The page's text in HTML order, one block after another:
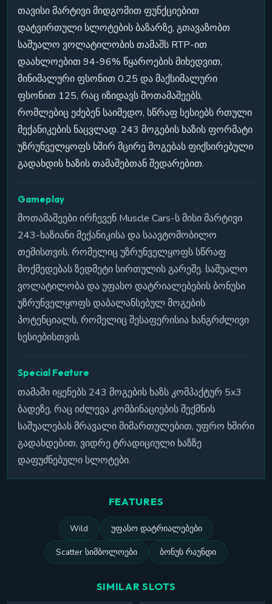
თავისი მარტივი მიდგომით ფუნქციებით
დატვირთული სლოტების ბაზარზე, გთავაზობთ
საშუალო ვოლატილობის თამაშს RTP-ით
დაახლოებით 94-96% წყაროების მიხედვით,
მინიმალური ფსონით 0.25 და მაქსიმალური
ფსონით 125, რაც იზიდავს მოთამაშეებს,
რომლებიც ეძებენ საიმედო, სწრაფ სესიებს რთული
მექანიკების ნაცვლად. 243 მოგების ხაზის ფორმატი
უზრუნველყოფს ხშირ მცირე მოგებას ფიქსირებული
გადახდის ხაზის თამაშებთან შედარებით.
Gameplay
მოთამაშეები ირჩევენ Muscle Cars-ს მისი მარტივი
243-ხაზიანი მექანიკისა და საავტომობილო
თემისთვის, რომელიც უზრუნველყოფს სწრაფ
მოქმედებას ზედმეტი სირთულის გარეშე. საშუალო
ვოლატილობა და უფასო დატრიალებების ბონუსი
უზრუნველყოფს დაბალანსებულ მოგების
პოტენციალს, რომელიც შესაფერისია ხანგრძლივი
სესიებისთვის.
Special Feature
თამაში იყენებს 243 მოგების ხაზს კომპაქტურ 5x3
ბადეზე, რაც იძლევა კომბინაციების შექმნის
საშუალებას მრავალი მიმართულებით, უფრო ხშირი
გადახდებით, ვიდრე ტრადიციული ხაზზე
დაფუძნებული სლოტები.
FEATURES
Wild უფასო დატრიალებები
Scatter სიმბოლოები ბონუს რაუნდი
SIMILAR SLOTS